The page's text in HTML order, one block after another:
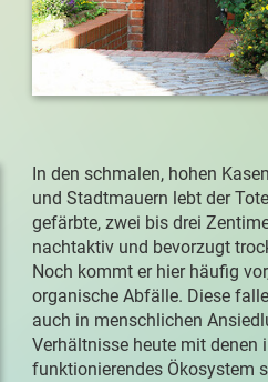
In den schmalen, hohen
und Stadtmauern lebt der
gefärbte, zwei bis drei
nachtaktiv und bevorzugt
Noch kommt er hier häufig
organische Abfälle. Diese
auch in menschlichen
Verhältnisse heute mit denen
funktionierendes Ökosystem